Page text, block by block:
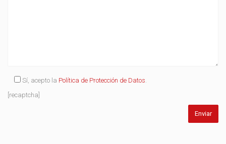
Sí, acepto la Política de Protección de Datos.
[recaptcha]